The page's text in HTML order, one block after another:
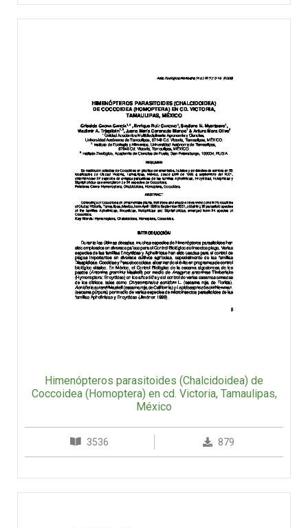
Himenópteros parasitoides (Chalcidoidea) de
Coccoidea (Homoptera) en cd. Victoria, Tamaulipas,
México
3536 879